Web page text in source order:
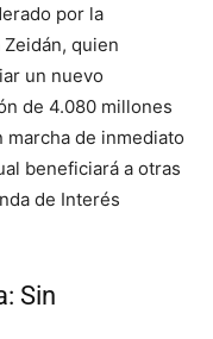
por la
quien
un nuevo
de 4.080 millones
de inmediato
beneficiará a otras
de Interés
Sin